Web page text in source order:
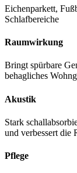
Eichenparkett,
Schlafbereiche
Raumwirkung
Bringt spürbare
behagliches
Akustik
Stark
und verbessert die
Pflege